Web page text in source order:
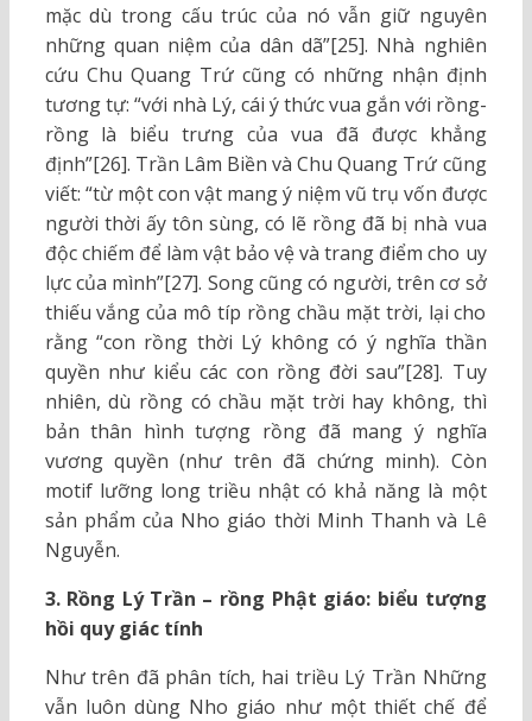
mặc dù trong cấu trúc của nó vẫn giữ nguyên
những quan niệm của dân dã”[25]. Nhà nghiên
cứu Chu Quang Trứ cũng có những nhận định
tương tự: “với nhà Lý, cái ý thức vua gắn với rồng-
rồng là biểu trưng của vua đã được khẳng
định”[26]. Trần Lâm Biền và Chu Quang Trứ cũng
viết: “từ một con vật mang ý niệm vũ trụ vốn được
người thời ấy tôn sùng, có lẽ rồng đã bị nhà vua
độc chiếm để làm vật bảo vệ và trang điểm cho uy
lực của mình”[27]. Song cũng có người, trên cơ sở
thiếu vắng của mô típ rồng chầu mặt trời, lại cho
rằng “con rồng thời Lý không có ý nghĩa thần
quyền như kiểu các con rồng đời sau”[28]. Tuy
nhiên, dù rồng có chầu mặt trời hay không, thì
bản thân hình tượng rồng đã mang ý nghĩa
vương quyền (như trên đã chứng minh). Còn
motif lưỡng long triều nhật có khả năng là một
sản phẩm của Nho giáo thời Minh Thanh và Lê
Nguyễn.
3. Rồng Lý Trần – rồng Phật giáo: biểu tượng
hồi quy giác tính
Như trên đã phân tích, hai triều Lý Trần Những
vẫn luôn dùng Nho giáo như một thiết chế để